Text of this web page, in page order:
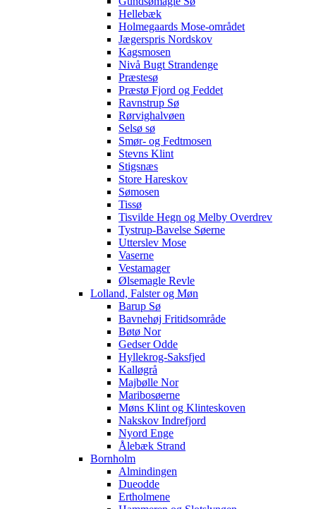
Hellebæk
Holmegaards Mose-området
Jægerspris Nordskov
Kagsmosen
Nivå Bugt Strandenge
Præstesø
Præstø Fjord og Feddet
Ravnstrup Sø
Rørvighalvøen
Selsø sø
Smør- og Fedtmosen
Stevns Klint
Stigsnæs
Store Hareskov
Sømosen
Tissø
Tisvilde Hegn og Melby Overdrev
Tystrup-Bavelse Søerne
Utterslev Mose
Vaserne
Vestamager
Ølsemagle Revle
Lolland, Falster og Møn
Barup Sø
Bavnehøj Fritidsområde
Bøtø Nor
Gedser Odde
Hyllekrog-Saksfjed
Kalløgrå
Majbølle Nor
Maribosøerne
Møns Klint og Klinteskoven
Nakskov Indrefjord
Nyord Enge
Ålebæk Strand
Bornholm
Almindingen
Dueodde
Ertholmene